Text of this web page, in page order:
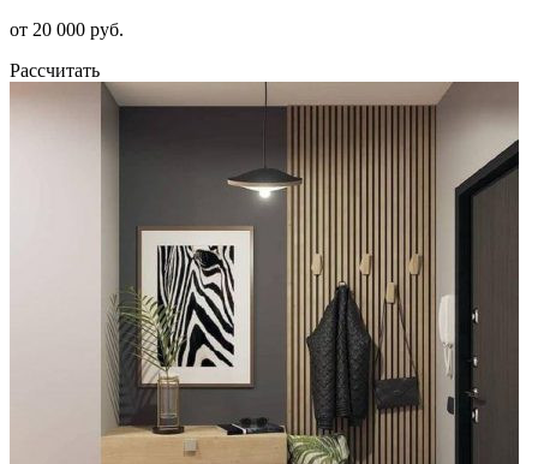
от 20 000 руб.
Рассчитать